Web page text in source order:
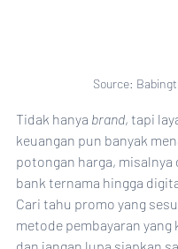
Source:
Tidak hanya brand, tapi
keuangan pun banyak
potongan harga, misalnya
bank ternama hingga
Cari tahu promo yang
metode pembayaran yang